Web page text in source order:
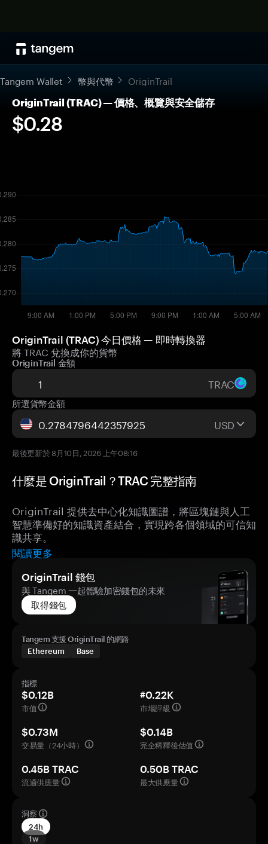
Tangem Wallet 幣與代幣 OriginTrail
OriginTrail (TRAC) — 價格、概覽與安全儲存
$0.28
OriginTrail (TRAC) 今日價格 — 即時轉換器
將 TRAC 兌換成你的貨幣
OriginTrail 金額
TRAC
所選貨幣金額
USD
最後更新於 8月10日, 2026 上午08:16
什麼是 OriginTrail？TRAC 完整指南
OriginTrail 提供去中心化知識圖譜，將區塊鏈與人工
智慧準備好的知識資產結合，實現跨各個領域的可信知
識共享。
閱讀更多
OriginTrail 錢包
與 Tangem 一起體驗加密錢包的未來
取得錢包
Tangem 支援 OriginTrail 的網路
Ethereum
Base
指標
$0.12B
市值
#0.22K
市場評級
$0.73M
交易量（24小時）
$0.14B
完全稀釋後估值
0.45B TRAC
流通供應量
0.50B TRAC
最大供應量
洞察
24h
1w